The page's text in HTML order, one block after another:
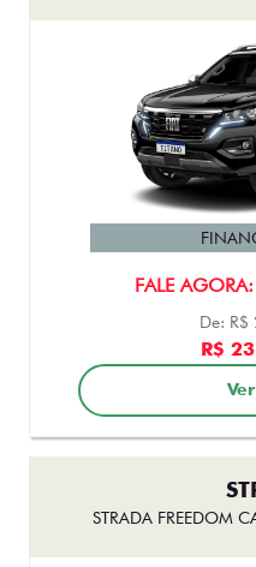
FALE
De:
R$
STRADA FREEDOM